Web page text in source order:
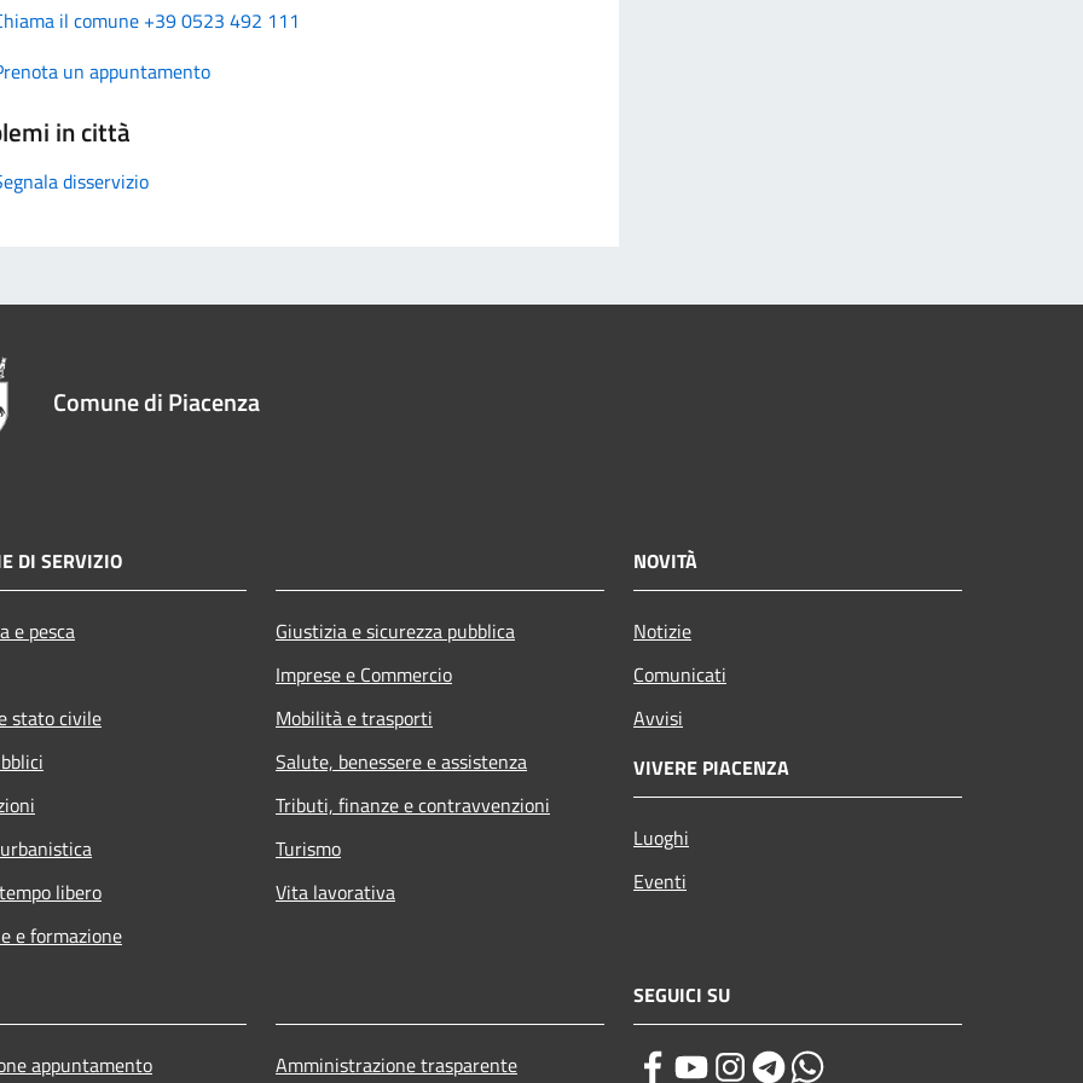
il comune +39 0523 492 111
un appuntamento
in città
disservizio
Comune di Piacenza
DI SERVIZIO
e pesca
stato civile
libero
e formazione
Giustizia e sicurezza pubblica
Imprese e Commercio
Mobilità e trasporti
Salute, benessere e assistenza
Tributi, finanze e contravvenzioni
Turismo
Vita lavorativa
NOVITÀ
Notizie
Comunicati
Avvisi
VIVERE PIACENZA
Luoghi
Eventi
appuntamento Amministrazione trasparente
SEGUICI SU